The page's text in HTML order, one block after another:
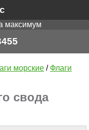
максимум
морские / Флаги
свода